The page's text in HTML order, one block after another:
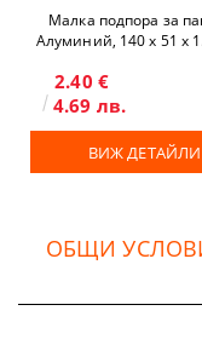
Малка подпора за
Алуминий, 140 x 51 х
2.40 €
4.69 лв.
ВИЖ ДЕТАЙЛИ
ОБЩИ